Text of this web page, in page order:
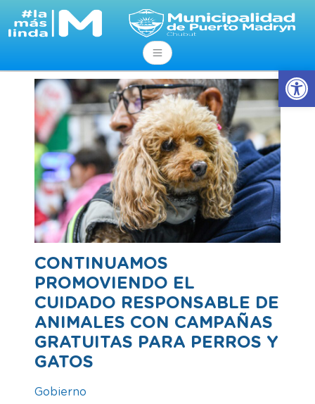
Abrir
CONTINUAMOS
PROMOVIENDO EL
CUIDADO RESPONSABLE DE
ANIMALES CON CAMPAÑAS
GRATUITAS PARA PERROS Y
GATOS
Gobierno